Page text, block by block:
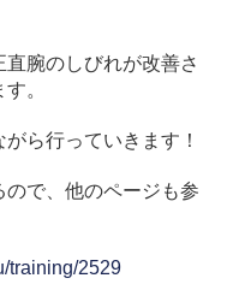
腕のしびれが改善さ
。
ら行っていきます！
で、他のページも参
training/2529